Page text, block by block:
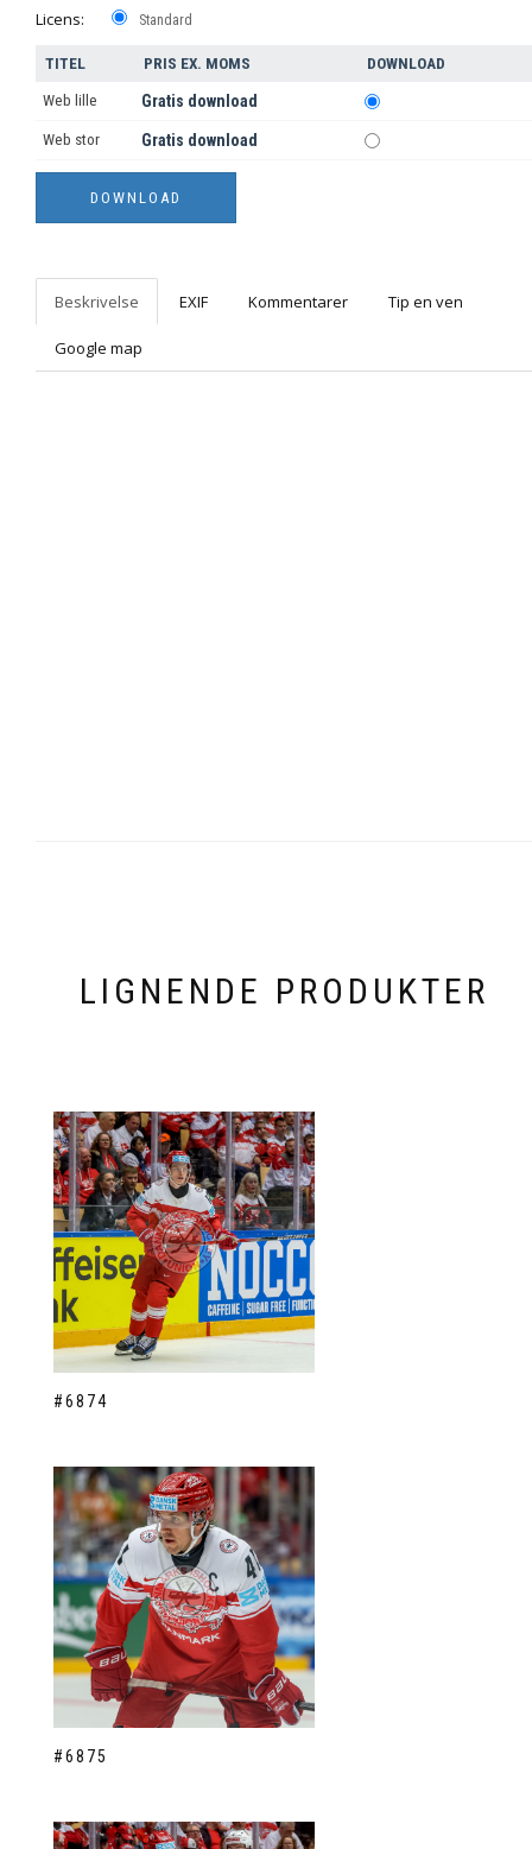
Licens: Standard
TITEL PRIS EX. MOMS DOWNLOAD
Web lille Gratis download
Web stor Gratis download
Beskrivelse EXIF Kommentarer Tip en ven
Google map
LIGNENDE PRODUKTER
#6874
#6875